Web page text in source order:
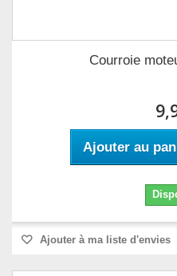
Courroie
Ajouter au
Ajouter à ma liste d'envies